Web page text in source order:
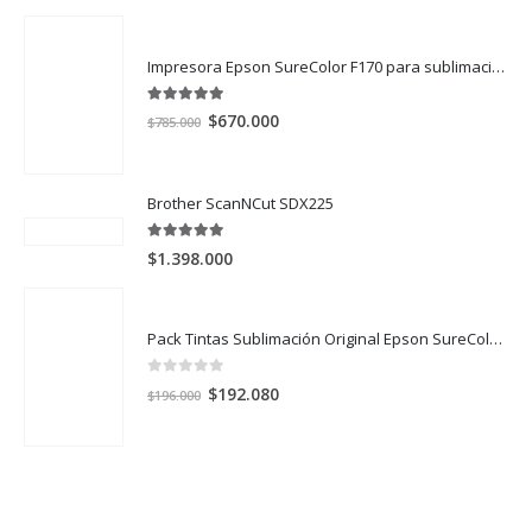
Impresora Epson SureColor F170 para sublimación
out of 5
$785.000 El
era:
$785.000.
$670.000El
es:
Brother ScanNCut SDX225
5.00
$1.398.000
Pack Tintas Sublimación Original Epson SureColor F170 y F570 X 4 Colores
out of 5
$196.000 El
$192.080El